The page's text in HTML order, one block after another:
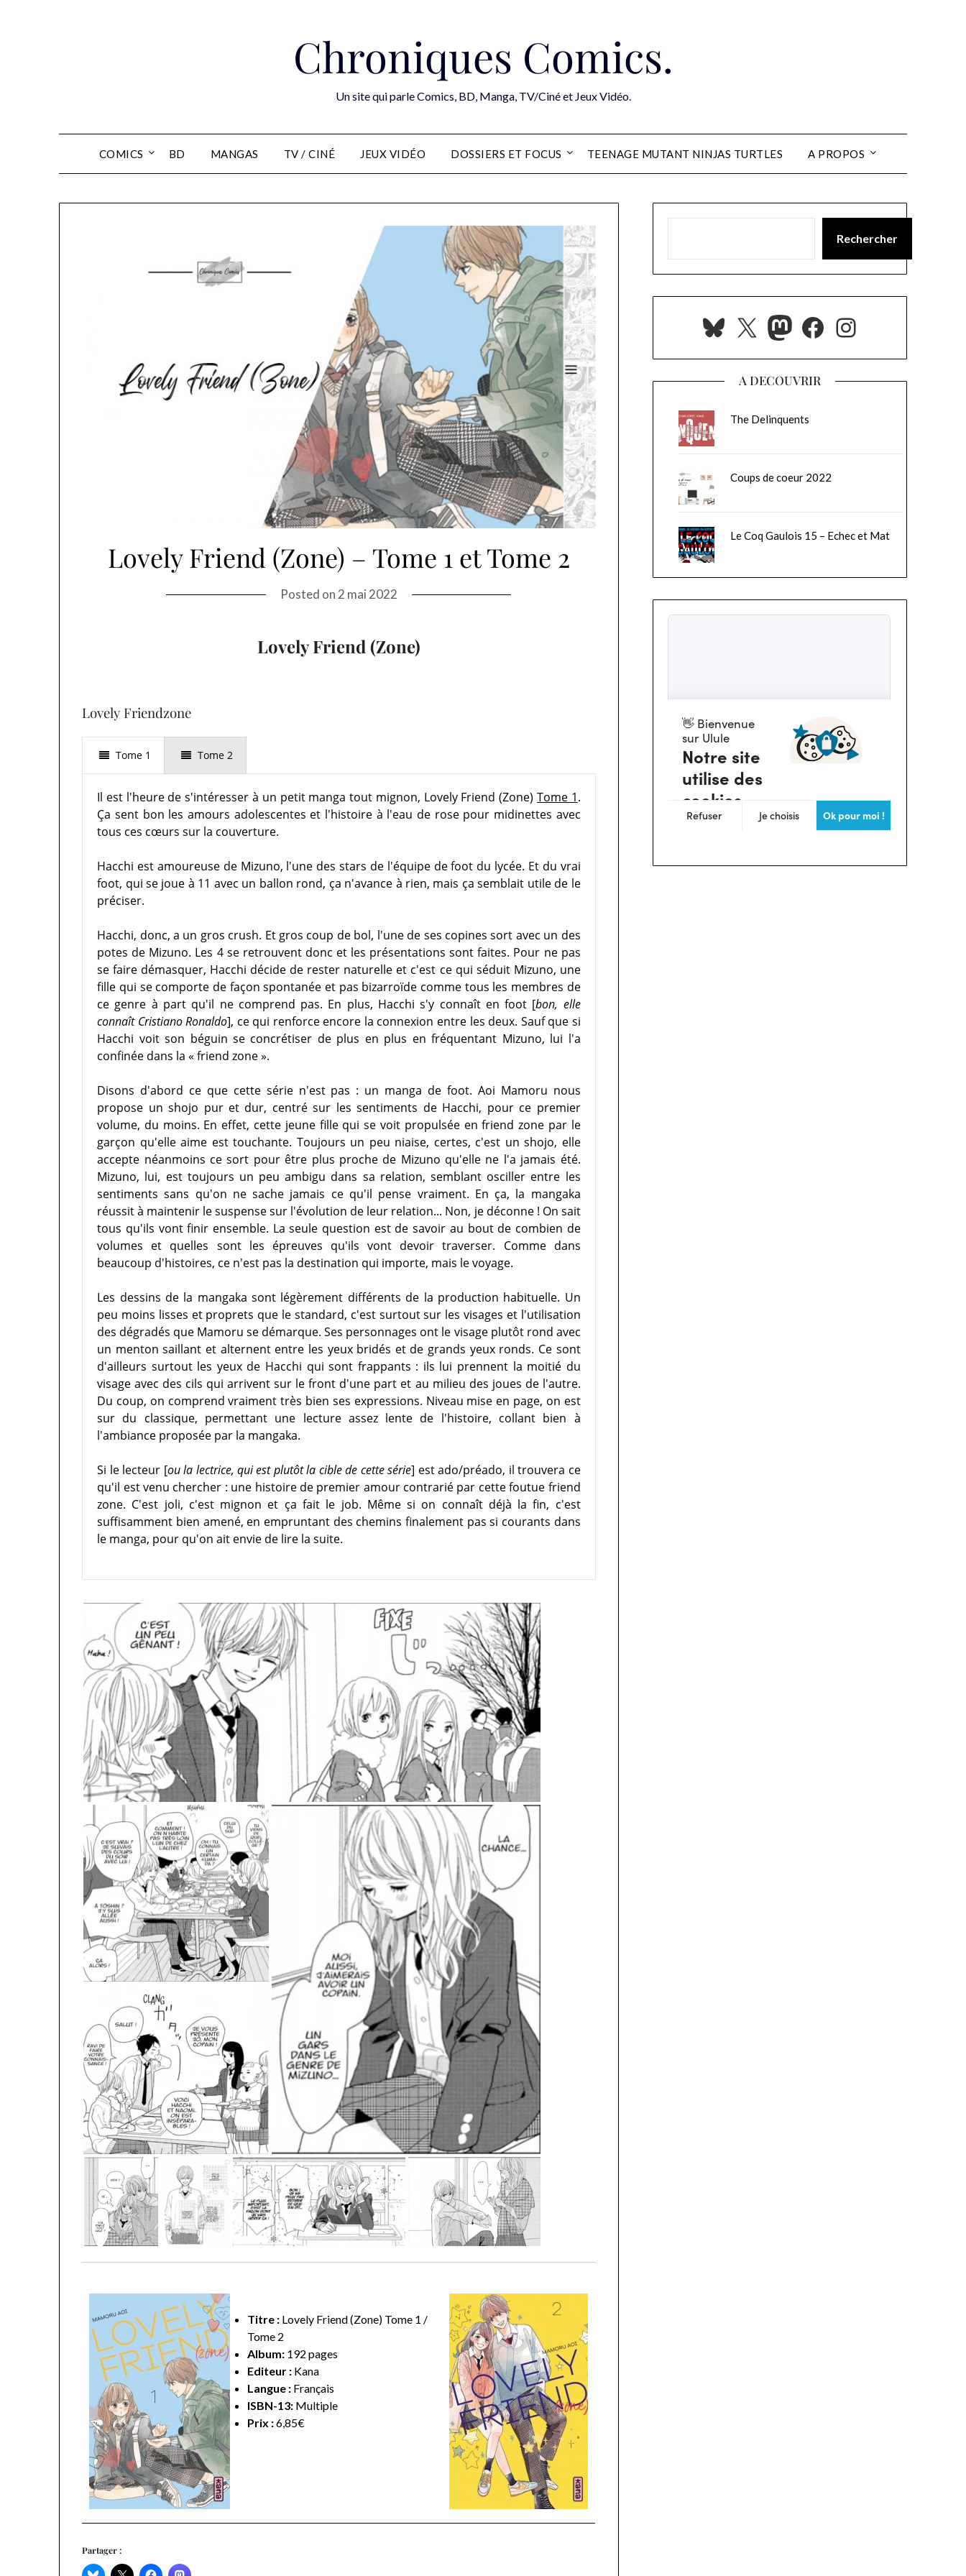
Chroniques Comics.
Un site qui parle Comics, BD, Manga, TV/Ciné et Jeux Vidéo.
COMICS BD MANGAS TV / CINÉ JEUX VIDÉO DOSSIERS ET FOCUS TEENAGE MUTANT NINJAS TURTLES A PROPOS
Lovely Friend (Zone) – Tome 1 et Tome 2
Posted on 2 mai 2022
Lovely Friend (Zone)
Lovely Friendzone
Tome 1 Tome 2
Il est l'heure de s'intéresser à un petit manga tout mignon, Lovely Friend (Zone) Tome 1.
Ça sent bon les amours adolescentes et l'histoire à l'eau de rose pour midinettes avec
tous ces cœurs sur la couverture.
Hacchi est amoureuse de Mizuno, l'une des stars de l'équipe de foot du lycée. Et du vrai
foot, qui se joue à 11 avec un ballon rond, ça n'avance à rien, mais ça semblait utile de le
préciser.
Hacchi, donc, a un gros crush. Et gros coup de bol, l'une de ses copines sort avec un des
potes de Mizuno. Les 4 se retrouvent donc et les présentations sont faites. Pour ne pas
se faire démasquer, Hacchi décide de rester naturelle et c'est ce qui séduit Mizuno, une
fille qui se comporte de façon spontanée et pas bizarroïde comme tous les membres de
ce genre à part qu'il ne comprend pas. En plus, Hacchi s'y connaît en foot [bon, elle
connaît Cristiano Ronaldo], ce qui renforce encore la connexion entre les deux. Sauf que si
Hacchi voit son béguin se concrétiser de plus en plus en fréquentant Mizuno, lui l'a
confinée dans la « friend zone ».
Disons d'abord ce que cette série n'est pas : un manga de foot. Aoi Mamoru nous
propose un shojo pur et dur, centré sur les sentiments de Hacchi, pour ce premier
volume, du moins. En effet, cette jeune fille qui se voit propulsée en friend zone par le
garçon qu'elle aime est touchante. Toujours un peu niaise, certes, c'est un shojo, elle
accepte néanmoins ce sort pour être plus proche de Mizuno qu'elle ne l'a jamais été.
Mizuno, lui, est toujours un peu ambigu dans sa relation, semblant osciller entre les
sentiments sans qu'on ne sache jamais ce qu'il pense vraiment. En ça, la mangaka
réussit à maintenir le suspense sur l'évolution de leur relation... Non, je déconne ! On sait
tous qu'ils vont finir ensemble. La seule question est de savoir au bout de combien de
volumes et quelles sont les épreuves qu'ils vont devoir traverser. Comme dans
beaucoup d'histoires, ce n'est pas la destination qui importe, mais le voyage.
Les dessins de la mangaka sont légèrement différents de la production habituelle. Un
peu moins lisses et proprets que le standard, c'est surtout sur les visages et l'utilisation
des dégradés que Mamoru se démarque. Ses personnages ont le visage plutôt rond avec
un menton saillant et alternent entre les yeux bridés et de grands yeux ronds. Ce sont
d'ailleurs surtout les yeux de Hacchi qui sont frappants : ils lui prennent la moitié du
visage avec des cils qui arrivent sur le front d'une part et au milieu des joues de l'autre.
Du coup, on comprend vraiment très bien ses expressions. Niveau mise en page, on est
sur du classique, permettant une lecture assez lente de l'histoire, collant bien à
l'ambiance proposée par la mangaka.
Si le lecteur [ou la lectrice, qui est plutôt la cible de cette série] est ado/préado, il trouvera ce
qu'il est venu chercher : une histoire de premier amour contrarié par cette foutue friend
zone. C'est joli, c'est mignon et ça fait le job. Même si on connaît déjà la fin, c'est
suffisamment bien amené, en empruntant des chemins finalement pas si courants dans
le manga, pour qu'on ait envie de lire la suite.
Titre : Lovely Friend (Zone) Tome 1 /
Tome 2
Album: 192 pages
Editeur : Kana
Langue : Français
ISBN-13: Multiple
Prix :6,85€
Partager :
Rechercher
Bluesky
X Mastodon
Facebook
Instagram
A DECOUVRIR
The Delinquents
Coups de coeur 2022
Le Coq Gaulois 15 – Echec et Mat